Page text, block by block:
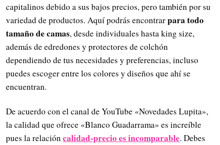
capitalinos debido a sus bajos precios, pero también por su
variedad de productos. Aquí podrás encontrarpara todo
tamaño de camas, desde individuales hasta king size,
además de edredones y protectores de colchón
dependiendo de tus necesidades y preferencias, incluso
puedes escoger entre los colores y diseños que ahí se
encuentran.
De acuerdo con el canal de YouTube «Novedades Lupita»,
la calidad que ofrece «Blanco Guadarrama» es increíble
pues la relacióncalidad-precio es incomparable. Debes